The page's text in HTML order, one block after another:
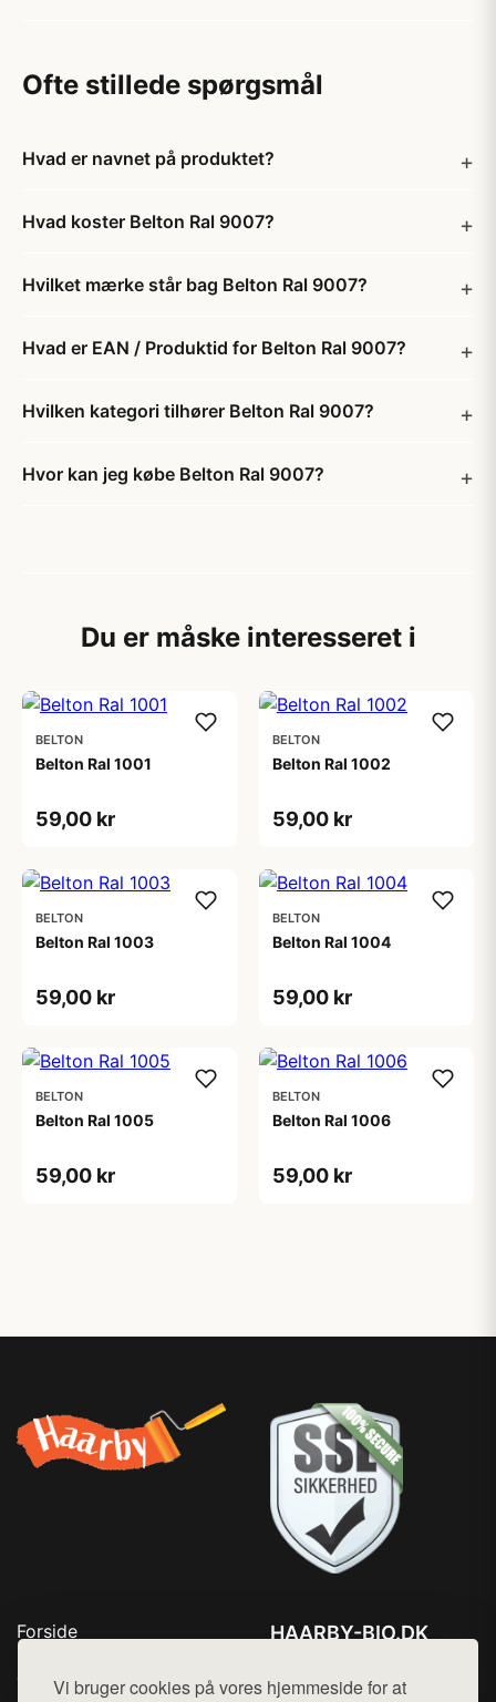
Vi bruger cookies på vores hjemmeside for at
Ofte stillede spørgsmål
Hvad er navnet på produktet?
Hvad koster Belton Ral 9007?
Hvilket mærke står bag Belton Ral 9007?
Hvad er EAN / Produktid for Belton Ral 9007?
Hvilken kategori tilhører Belton Ral 9007?
Hvor kan jeg købe Belton Ral 9007?
Du er måske interesseret i
BELTON
Belton Ral 1001
59,00 kr
BELTON
Belton Ral 1002
59,00 kr
BELTON
Belton Ral 1003
59,00 kr
BELTON
Belton Ral 1004
59,00 kr
BELTON
Belton Ral 1005
59,00 kr
BELTON
Belton Ral 1006
59,00 kr
Forside
Top Rabatter
HAARBY-BIO.DK